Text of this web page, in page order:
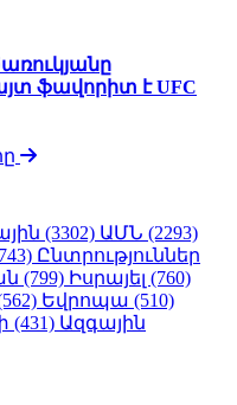
ֆավորիտ է UFC
(3302) ԱՄՆ (2293)
Ընտրություններ
(799) Իսրայել (760)
Եվրոպա (510)
(431) Ազգային